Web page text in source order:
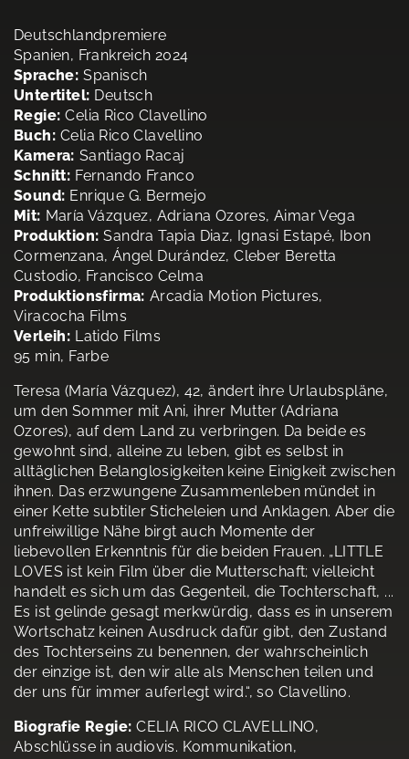
Deutschlandpremiere
Spanien, Frankreich 2024
Sprache: Spanisch
Untertitel: Deutsch
Regie: Celia Rico Clavellino
Buch: Celia Rico Clavellino
Kamera: Santiago Racaj
Schnitt: Fernando Franco
Sound: Enrique G. Bermejo
Mit: María Vázquez, Adriana Ozores, Aimar Vega
Produktion: Sandra Tapia Diaz, Ignasi Estapé, Ibon
Cormenzana, Ángel Durández, Cleber Beretta
Custodio, Francisco Celma
Produktionsfirma: Arcadia Motion Pictures,
Viracocha Films
Verleih: Latido Films
95 min, Farbe
Teresa (María Vázquez), 42, ändert ihre Urlaubspläne,
um den Sommer mit Ani, ihrer Mutter (Adriana
Ozores), auf dem Land zu verbringen. Da beide es
gewohnt sind, alleine zu leben, gibt es selbst in
alltäglichen Belanglosigkeiten keine Einigkeit zwischen
ihnen. Das erzwungene Zusammenleben mündet in
einer Kette subtiler Sticheleien und Anklagen. Aber die
unfreiwillige Nähe birgt auch Momente der
liebevollen Erkenntnis für die beiden Frauen. „LITTLE
LOVES ist kein Film über die Mutterschaft; vielleicht
handelt es sich um das Gegenteil, die Tochterschaft, ...
Es ist gelinde gesagt merkwürdig, dass es in unserem
Wortschatz keinen Ausdruck dafür gibt, den Zustand
des Tochterseins zu benennen, der wahrscheinlich
der einzige ist, den wir alle als Menschen teilen und
der uns für immer auferlegt wird.“, so Clavellino.
Biografie Regie: CELIA RICO CLAVELLINO,
Abschlüsse in audiovis. Kommunikation,